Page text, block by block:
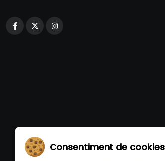
Consentiment de cookies